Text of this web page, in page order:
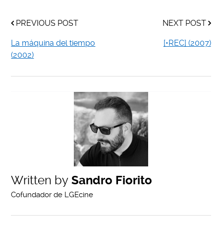
PREVIOUS POST
La máquina del tiempo
(2002)
NEXT POST
[•REC] (2007)
Written by Sandro Fiorito
Cofundador de LGEcine